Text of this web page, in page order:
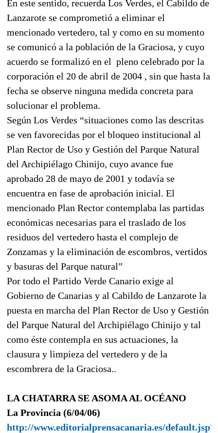
En este sentido, recuerda Los Verdes, el Cabildo de
Lanzarote se comprometió a eliminar el
mencionado vertedero, tal y como en su momento
se comunicó a la población de la Graciosa, y cuyo
acuerdo se formalizó en el pleno celebrado por la
corporación el 20 de abril de 2004 , sin que hasta la
fecha se observe ninguna medida concreta para
solucionar el problema.
Según Los Verdes “situaciones como las descritas
se ven favorecidas por el bloqueo institucional al
Plan Rector de Uso y Gestión del Parque Natural
del Archipiélago Chinijo, cuyo avance fue
aprobado 28 de mayo de 2001 y todavía se
encuentra en fase de aprobación inicial. El
mencionado Plan Rector contemplaba las partidas
económicas necesarias para el traslado de los
residuos del vertedero hasta el complejo de
Zonzamas y la eliminación de escombros, vertidos
y basuras del Parque natural”
Por todo el Partido Verde Canario exige al
Gobierno de Canarias y al Cabildo de Lanzarote la
puesta en marcha del Plan Rector de Uso y Gestión
del Parque Natural del Archipiélago Chinijo y tal
como éste contempla en sus actuaciones, la
clausura y limpieza del vertedero y de la
escombrera de la Graciosa..
LA CHATARRA SE ASOMA AL OCÉANO
La Provincia (6/04/06)
http://www.editorialprensacanaria.es/default.jsp?